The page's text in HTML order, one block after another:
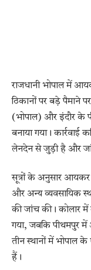
राजधानी भोपाल में
ठिकानों पर बड़े पैमाने
(भोपाल) और इंदौर के
बनाया गया।
लेनदेन से जुड़ी है और
सूत्रों के अनुसार आयकर
और अन्य व्यवसायिक
की जांच की। कोलार में
गया, जबकि पीथमपुर में
तीन स्थानों में भोपाल के
हैं।